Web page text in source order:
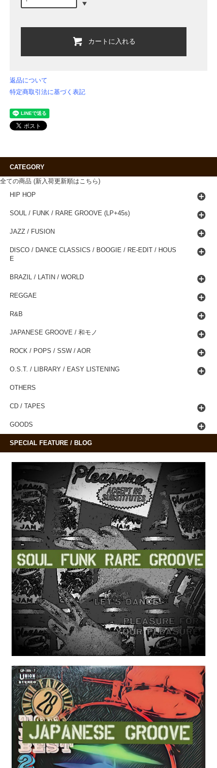
カートに入れる
返品について
特定商取引法に基づく表記
CATEGORY
全ての商品 (新入荷更新順はこちら)
HIP HOP
SOUL / FUNK / RARE GROOVE (LP+45s)
JAZZ / FUSION
DISCO / DANCE CLASSICS / BOOGIE / RE-EDIT / HOUS
E
BRAZIL / LATIN / WORLD
REGGAE
R&B
JAPANESE GROOVE / 和モノ
ROCK / POPS / SSW / AOR
O.S.T. / LIBRARY / EASY LISTENING
OTHERS
CD / TAPES
GOODS
SPECIAL FEATURE / BLOG